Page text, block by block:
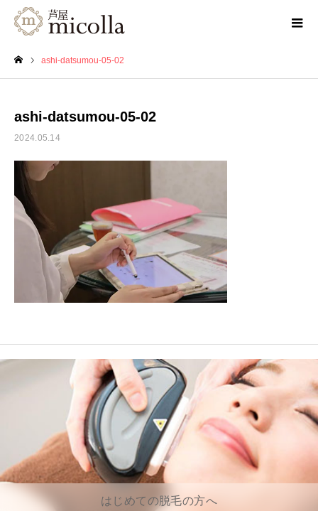
ashi-datsumou-05-02
ashi-datsumou-05-02
2024.05.14
はじめての脱毛の方へ